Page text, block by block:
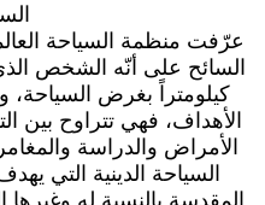
عرّفت منظمة السياحة
السائح على أنّه الشخص
كيلومتراً بغرض
الأهداف، فهي تتراوح بين
الأمراض والدراسة
السياحة الدينية التي
المقدسة بالنسبة له وغيرها